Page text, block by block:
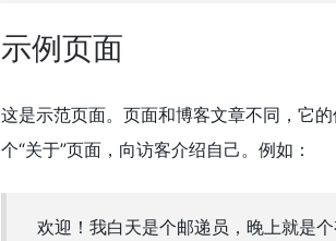
示例页面
这是示范页面。页面和博客文章不同，它
个“关于”页面，向访客介绍自己。例如：
欢迎！我白天是个邮递员，晚上就是